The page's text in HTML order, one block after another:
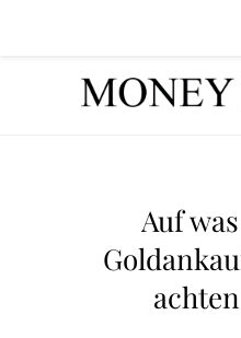
Auf